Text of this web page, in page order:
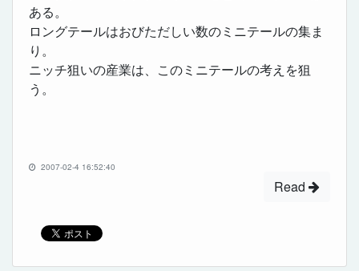
ある。
ロングテールはおびただしい数のミニテールの集ま
り。
ニッチ狙いの産業は、このミニテールの考えを狙
う。
2007-02-4 16:52:40
Read